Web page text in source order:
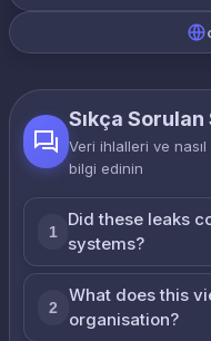
Sıkça
Veri ihlalleri ve
bilgi edinin
1
Did these leaks
systems?
2
What does this
organisation?